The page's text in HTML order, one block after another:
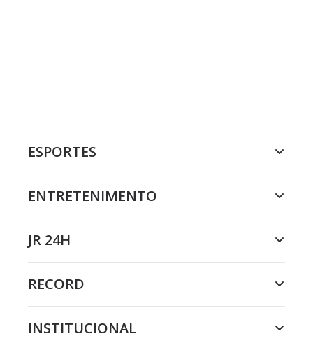
ESPORTES
ENTRETENIMENTO
JR 24H
RECORD
INSTITUCIONAL